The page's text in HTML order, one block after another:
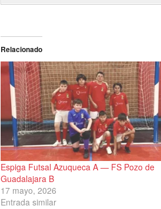
Relacionado
Espiga Futsal Azuqueca A — FS Pozo de
Guadalajara B
17 mayo, 2026
Entrada similar